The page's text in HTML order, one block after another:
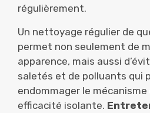
régulièrement.
Un nettoyage régulier de
permet non seulement de
apparence, mais aussi
saletés et de polluants qui
endommager le
efficacité isolante.